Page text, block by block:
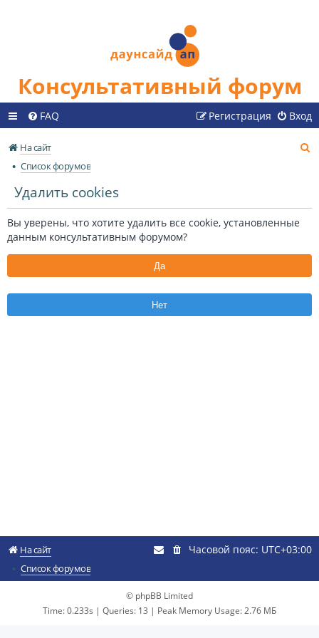
Консультативный форум
FAQ Вход
Регистрация
На сайт
Список форумов
Удалить cookies
Вы уверены, что хотите удалить все cookie, установленные
данным консультативным форумом?
На сайт
Список форумов
Часовой пояс: UTC+03:00
© phpBB Limited
Time: 0.233s | Queries: 13 | Peak Memory Usage: 2.76 МБ